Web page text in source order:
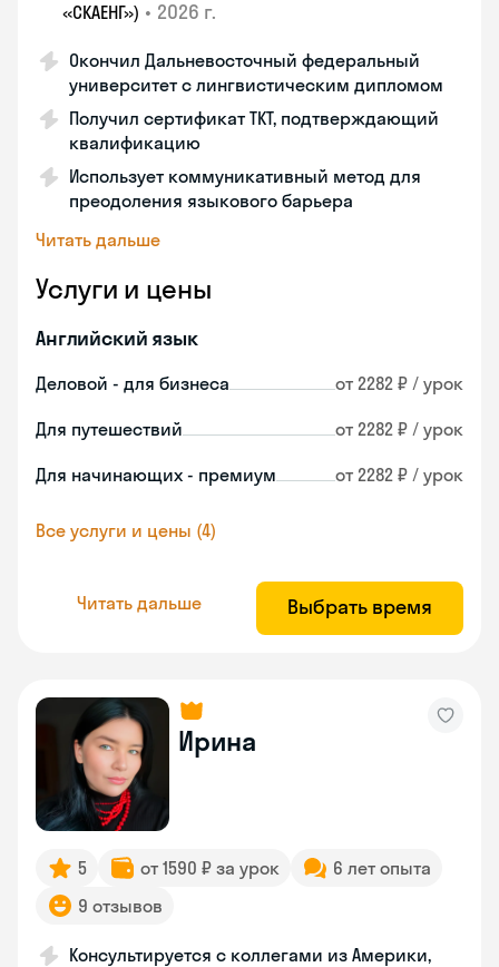
«СКАЕНГ») • 2026 г.
Окончил Дальневосточный федеральный
университет с лингвистическим дипломом
Получил сертификат TKT, подтверждающий
квалификацию
Использует коммуникативный метод для
преодоления языкового барьера
Читать дальше
Услуги и цены
Английский язык
Деловой - для бизнеса от 2282 ₽ / урок
Для путешествий от 2282 ₽ / урок
Для начинающих - премиум от 2282 ₽ / урок
Все услуги и цены (4)
Читать дальше Выбрать время
Ирина
5 от 1590 ₽ за урок
6 лет опыта
9 отзывов
Консультируется с коллегами из Америки,